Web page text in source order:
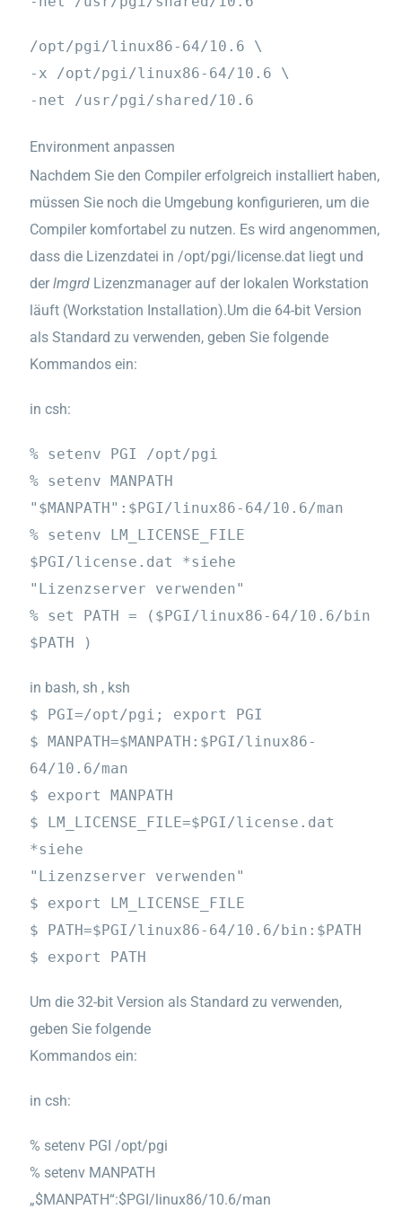
/opt/pgi/linux86-64/10.6 \
-x /opt/pgi/linux86-64/10.6 \
-net /usr/pgi/shared/10.6
Environment anpassen
Nachdem Sie den Compiler erfolgreich installiert haben,
müssen Sie noch die Umgebung konfigurieren, um die
Compiler komfortabel zu nutzen. Es wird angenommen,
dass die Lizenzdatei in /opt/pgi/license.dat liegt und
der lmgrd Lizenzmanager auf der lokalen Workstation
läuft (Workstation Installation).Um die 64-bit Version
als Standard zu verwenden, geben Sie folgende
Kommandos ein:
in csh:
% setenv PGI /opt/pgi
% setenv MANPATH
"$MANPATH":$PGI/linux86-64/10.6/man
% setenv LM_LICENSE_FILE
$PGI/license.dat *siehe
"Lizenzserver verwenden"
% set PATH = ($PGI/linux86-64/10.6/bin
$PATH )
in bash, sh , ksh
$ PGI=/opt/pgi; export PGI
$ MANPATH=$MANPATH:$PGI/linux86-
64/10.6/man
$ export MANPATH
$ LM_LICENSE_FILE=$PGI/license.dat
*siehe
"Lizenzserver verwenden"
$ export LM_LICENSE_FILE
$ PATH=$PGI/linux86-64/10.6/bin:$PATH
$ export PATH
Um die 32-bit Version als Standard zu verwenden,
geben Sie folgende
Kommandos ein:
in csh:
% setenv PGI /opt/pgi
% setenv MANPATH
„$MANPATH“:$PGI/linux86/10.6/man